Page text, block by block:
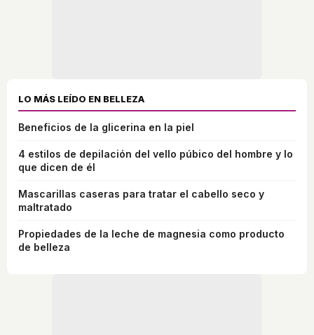
LO MÁS LEÍDO EN BELLEZA
Beneficios de la glicerina en la piel
4 estilos de depilación del vello púbico del hombre y lo
que dicen de él
Mascarillas caseras para tratar el cabello seco y
maltratado
Propiedades de la leche de magnesia como producto
de belleza